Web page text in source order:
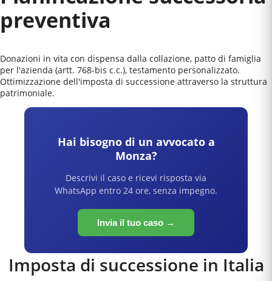
preventiva
Donazioni in vita con dispensa dalla collazione, patto di famiglia
per l'azienda (artt. 768-bis c.c.), testamento personalizzato.
Ottimizzazione dell'imposta di successione attraverso la struttura
patrimoniale.
Hai bisogno di un avvocato a
Monza?
Descrivi il caso e ricevi risposta via
WhatsApp entro 24 ore, senza impegno.
Invia il tuo caso →
Imposta di successione in Italia